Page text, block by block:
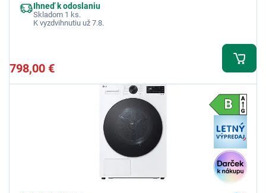
Ihneď k odoslaniu
Skladom 1 ks.
K vyzdvihnutiu už 7.8.
798,00 €